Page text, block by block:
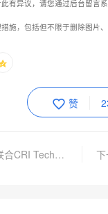
有异议，请您通过后台留言
施，包括但不限于删除图片
赞
上一篇：2023 CiGADC完整日程公开！联合CRI TechSummit带给开发者3天优质行业干货分